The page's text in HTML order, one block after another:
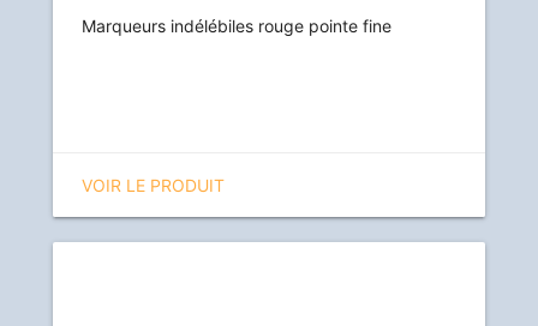
Marqueurs indélébiles rouge pointe fine
VOIR LE PRODUIT